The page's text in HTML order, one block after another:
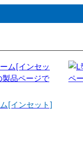
[インセット]